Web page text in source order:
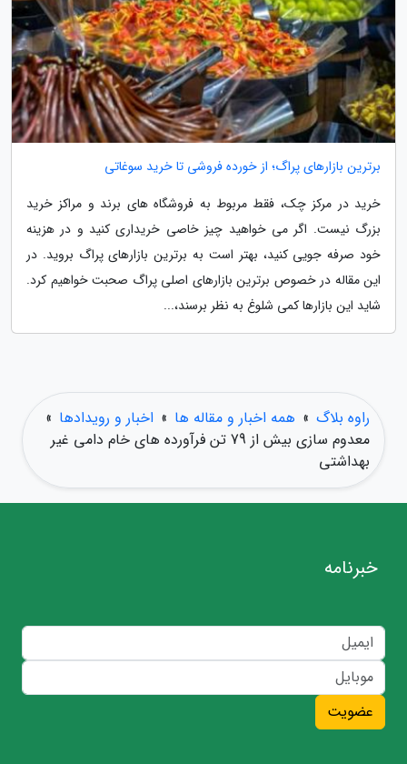
برترین بازارهای پراگ؛ از خورده فروشی تا خرید سوغاتی
خرید در مرکز چک، فقط مربوط به فروشگاه های برند و مراکز خرید
بزرگ نیست. اگر می خواهید چیز خاصی خریداری کنید و در هزینه
خود صرفه جویی کنید، بهتر است به برترین بازارهای پراگ بروید. در
این مقاله در خصوص برترین بازارهای اصلی پراگ صحبت خواهیم کرد.
شاید این بازارها کمی شلوغ به نظر برسند،...
راوه بلاگ » همه اخبار و مقاله ها » اخبار و رویدادها »
معدوم سازی بیش از 79 تن فرآورده های خام دامی غیر
بهداشتی
خبرنامه
عضویت